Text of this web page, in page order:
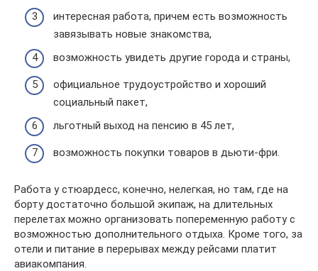
интересная работа, причем есть возможность
завязывать новые знакомства,
возможность увидеть другие города и страны,
официальное трудоустройство и хороший
социальный пакет,
льготный выход на пенсию в 45 лет,
возможность покупки товаров в дьюти-фри.
Работа у стюардесс, конечно, нелегкая, но там, где на
борту достаточно большой экипаж, на длительных
перелетах можно организовать попеременную работу с
возможностью дополнительного отдыха. Кроме того, за
отели и питание в перерывах между рейсами платит
авиакомпания.